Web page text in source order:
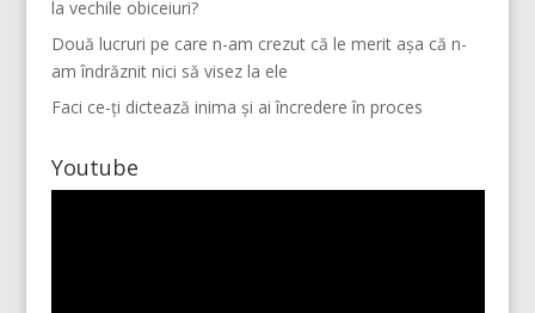
la vechile obiceiuri?
Două lucruri pe care n-am crezut că le merit așa că n-
am îndrăznit nici să visez la ele
Faci ce-ți dictează inima și ai încredere în proces
Youtube